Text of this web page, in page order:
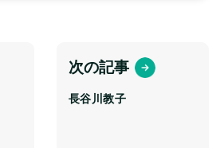
次の記事
長谷川教子